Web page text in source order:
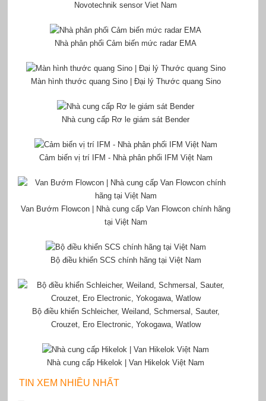
Novotechnik sensor Viet Nam
Nhà phân phối Cảm biến mức radar EMA
Màn hình thước quang Sino | Đại lý Thước quang Sino
Nhà cung cấp Rơ le giám sát Bender
Cảm biến vị trí IFM - Nhà phân phối IFM Việt Nam
Van Bướm Flowcon | Nhà cung cấp Van Flowcon chính hãng
tại Việt Nam
Bộ điều khiển SCS chính hãng tại Việt Nam
Bộ điều khiển Schleicher, Weiland, Schmersal, Sauter,
Crouzet, Ero Electronic, Yokogawa, Watlow
Nhà cung cấp Hikelok | Van Hikelok Việt Nam
TIN XEM NHIỀU NHẤT